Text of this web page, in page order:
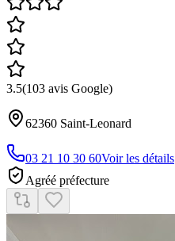
3.5(103 avis Google)
62360 Saint-Leonard
03 21 10 30 60Voir les détails
Agréé préfecture